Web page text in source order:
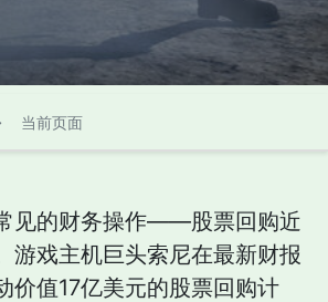
当前页面
见的财务操作——股票回购近
游戏主机巨头索尼在最新财报
价值17亿美元的股票回购计